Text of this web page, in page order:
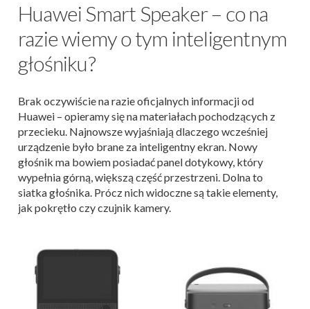
Huawei Smart Speaker – co na
razie wiemy o tym inteligentnym
głośniku?
Brak oczywiście na razie oficjalnych informacji od
Huawei – opieramy się na materiałach pochodzących z
przecieku. Najnowsze wyjaśniają dlaczego wcześniej
urządzenie było brane za inteligentny ekran. Nowy
głośnik ma bowiem posiadać panel dotykowy, który
wypełnia górną, większą część przestrzeni. Dolna to
siatka głośnika. Prócz nich widoczne są takie elementy,
jak pokrętło czy czujnik kamery.